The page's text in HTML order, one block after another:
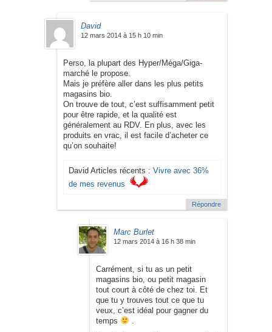
David
12 mars 2014 à 15 h 10 min
Perso, la plupart des Hyper/Méga/Giga-
marché le propose.
Mais je préfère aller dans les plus petits
magasins bio.
On trouve de tout, c’est suffisamment petit
pour être rapide, et la qualité est
généralement au RDV. En plus, avec les
produits en vrac, il est facile d’acheter ce
qu’on souhaite!
David Articles récents : Vivre avec 36%
de mes revenus
Répondre
Marc Burlet
12 mars 2014 à 16 h 38 min
Carrément, si tu as un petit
magasins bio, ou petit magasin
tout court à côté de chez toi. Et
que tu y trouves tout ce que tu
veux, c’est idéal pour gagner du
temps
.